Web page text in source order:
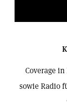
Coverage
sowie Radio